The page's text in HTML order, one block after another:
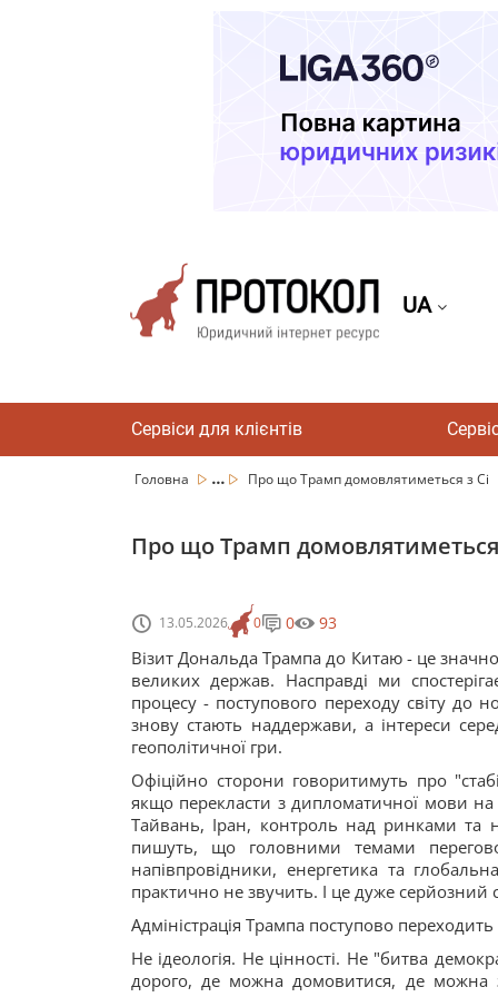
UA
Сервіси для клієнтів
Головна ... Про що Трамп домовлятиметься з Сі
Про що Трамп домовлятиметься
13.05.2026 0 0 93
Візит Дональда Трампа до Китаю - це
великих держав. Насправді ми
процесу - поступового переходу світу до
знову стають наддержави, а інтереси
геополітичної гри.
Офіційно сторони говоритимуть про
якщо перекласти з дипломатичної мови на
Тайвань, Іран, контроль над ринками та
пишуть, що головними темами
напівпровідники, енергетика та
практично не звучить. І це дуже серйозний
Адміністрація Трампа поступово
Не ідеологія. Не цінності. Не "битва
дорого, де можна домовитися, де